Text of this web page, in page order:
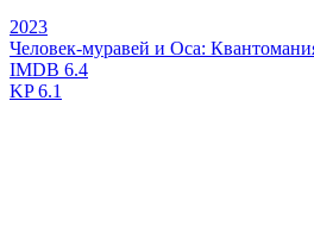
2023
Человек-муравей и Оса:
IMDB 6.4
KP6.1